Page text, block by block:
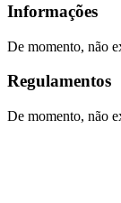
Informações
De momento, não
Regulamentos
De momento, não